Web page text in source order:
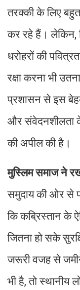
तरक्की के लिए
कर रहे हैं। लेकिन,
धरोहरों की
रक्षा करना भी
प्रशासन से इस
और संवेदनशीलता
की अपील की है।
मुस्लिम समाज ने
समुदाय की ओर से
कि कब्रिस्तान के
जितना हो सके
जरूरी वजह से
भी है, तो स्थानीय